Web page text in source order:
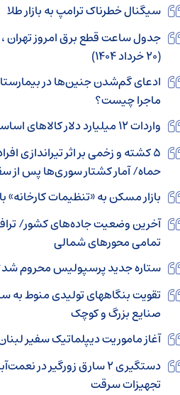
سیگنال خطرناک ترامپ به بازار طلا
جدول ساعت قطع برق امروز تهران ،
(۲۰ خرداد ۱۴۰۴)
ادعای گم‌شدن جنین‌ها در
ماجرا چیست؟
واردات ۱۲ میلیارد دلار کالاهای اساسی به کشور
۵ کشته و زخمی بر اثر تیراندازی
حماه/ آمار کشتار سوری‌ها پس از
بازار مسکن به «تنظیمات کارخانه‌»
آخرین وضعیت جاده‌های کشور/
تمامی محور‌های شمالی
ستاره جدید پرسپولیس محروم
تقویت بنگاههای تولیدی منوط به
صنایع بزرگ و کوچک
آغاز ماموریت دیپلماتیک سفیر
دستگیری ۲ سارق زورگیر در
تجهیزات سرقت